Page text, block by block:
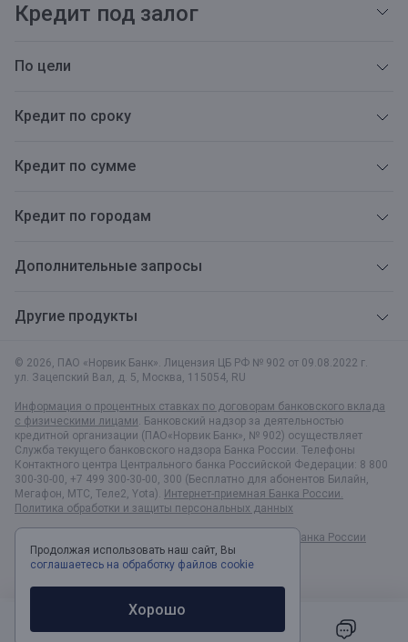
© 2026, ПАО «Норвик Банк». Лицензия ЦБ РФ № 902 от 09.08.2022 г.
ул. Зацепский Вал, д. 5, Москва, 115054, RU
Информация о процентных ставках по договорам банковского вклада
с физическими лицами. Банковский надзор за деятельностью
кредитной организации (ПАО«Норвик Банк», № 902) осуществляет
Служба текущего банковского надзора Банка России. Телефоны
Контактного центра Центрального банка Российской Федерации: 8 800
300-30-00, +7 499 300-30-00, 300 (Бесплатно для абонентов Билайн,
Мегафон, МТС, Теле2, Yota). Интернет-приемная Банка России.
Политика обработки и защиты персональных данных
Раскрытие информации в соответствии c Указанием Банка России
№6496-У
Кредит под залог
По цели
Кредит по сроку
Кредит по сумме
Кредит по городам
Дополнительные запросы
Другие продукты
Продолжая использовать наш сайт, Вы
соглашаетесь на обработку файлов cookie
Хорошо